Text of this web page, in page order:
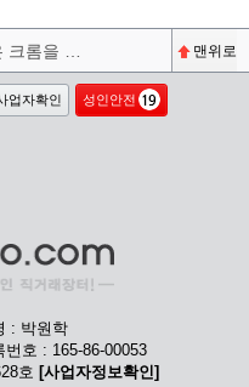
맨위로
업자확인 성인안전
: 박원학
호 : 165-86-00053
호 [사업자정보확인]